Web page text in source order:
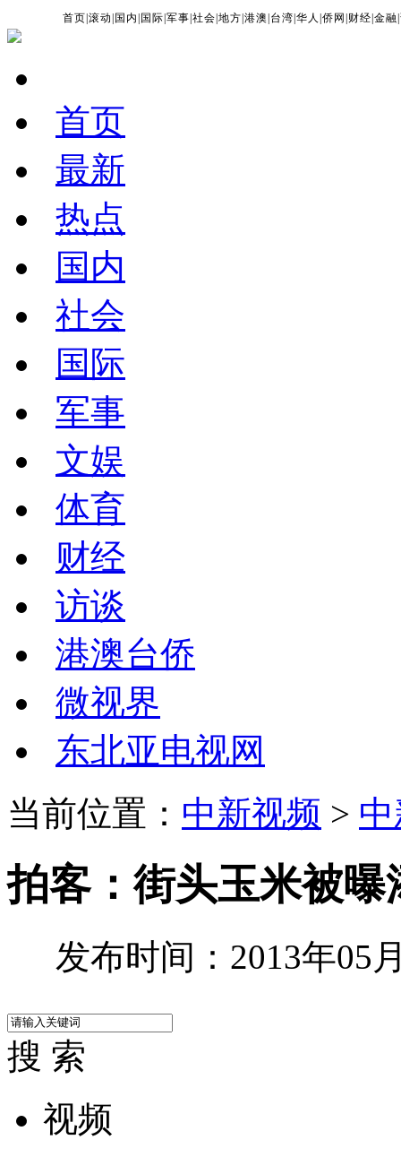
首页 |滚动 国内 国际 |军事 |社会 |地方 |港澳 台湾 |华人 |侨网 财经 |金融 |
首页
最新
热点
国内
社会
国际
军事
文娱
体育
财经
访谈
港澳台侨
微视界
东北亚电视网
当前位置： 中新视频 >
拍客：街头玉米被
发布时间：2013年05
搜 索
视频